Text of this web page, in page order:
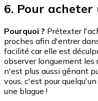
6. Pour acheter
Pourquoi ? Prétexter
proches afin d'entrer
facilité car elle est
observer longuement les
n'est plus aussi gênant
vous, c'est pour
une blague !